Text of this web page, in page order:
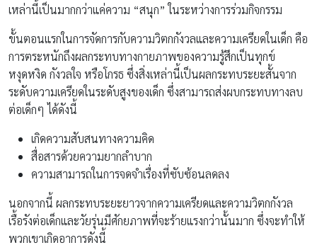
เหล่านี้เป็นมากกว่าแค่ความ “สนุก” ในระหว่างการร่วมกิจกรรม
ขั้นตอนแรกในการจัดการกับความวิตกกังวลและความเครียดในเด็ก คือ
การตระหนักถึงผลกระทบทางกายภาพของความรู้สึกเป็นทุกข์
หงุดหงิด กังวลใจ หรือโกรธ ซึ่งสิ่งเหล่านี้เป็นผลกระทบระยะสั้นจาก
ระดับความเครียดในระดับสูงของเด็ก ซึ่งสามารถส่งผบกระทบทางลบ
ต่อเด็กๆ ได้ดังนี้
เกิดความสับสนทางความคิด
สื่อสารด้วยความยากลำบาก
ความสามารถในการจดจำเรื่องที่ซับซ้อนลดลง
นอกจากนี้ ผลกระทบระยะยาวจากความเครียดและความวิตกกังวล
เรื้อรังต่อเด็กและวัยรุ่นมีศักยภาพที่จะร้ายแรงกว่านั้นมาก ซึ่งจะทำให้
พวกเขาเกิดอาการดังนี้